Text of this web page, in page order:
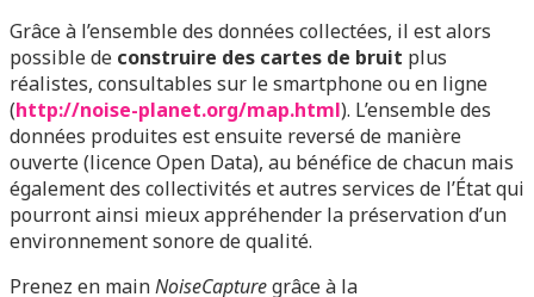
Grâce à l’ensemble des données collectées, il est alors
possible de construire des cartes de bruit plus
réalistes, consultables sur le smartphone ou en ligne
(http://noise-planet.org/map.html). L’ensemble des
données produites est ensuite reversé de manière
ouverte (licence Open Data), au bénéfice de chacun mais
également des collectivités et autres services de l’État qui
pourront ainsi mieux appréhender la préservation d’un
environnement sonore de qualité.
Prenez en mainNoiseCapturegrâce à la